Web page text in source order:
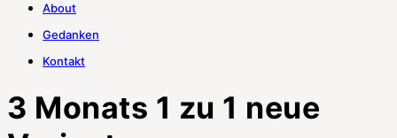
About
Gedanken
Kontakt
3 Monats 1 zu 1 neue